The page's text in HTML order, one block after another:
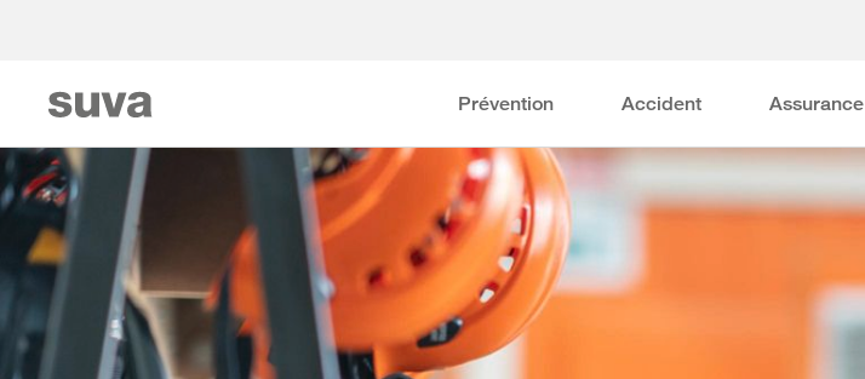
Prévention Accident Assurance